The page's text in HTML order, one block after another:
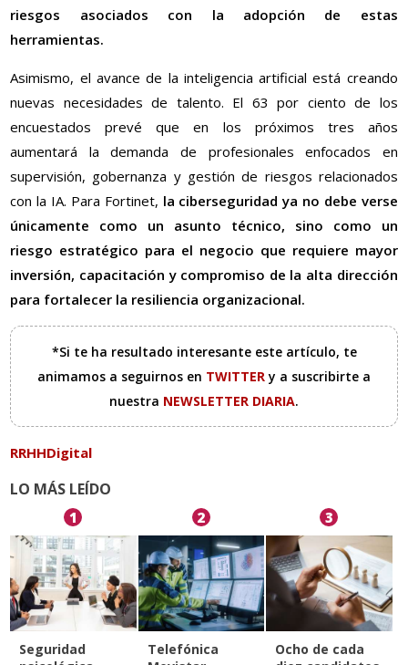
riesgos asociados con la adopción de estas
herramientas.
Asimismo, el avance de la inteligencia artificial está creando
nuevas necesidades de talento. El 63 por ciento de los
encuestados prevé que en los próximos tres años
aumentará la demanda de profesionales enfocados en
supervisión, gobernanza y gestión de riesgos relacionados
con la IA. Para Fortinet, la ciberseguridad ya no debe verse
únicamente como un asunto técnico, sino como un
riesgo estratégico para el negocio que requiere mayor
inversión, capacitación y compromiso de la alta dirección
para fortalecer la resiliencia organizacional.
*Si te ha resultado interesante este artículo, te
animamos a seguirnos en TWITTERy a suscribirte a
nuestra NEWSLETTER DIARIA.
RRHHDigital
LO MÁS LEÍDO
1
Seguridad
2
Telefónica
3
Ocho de cada